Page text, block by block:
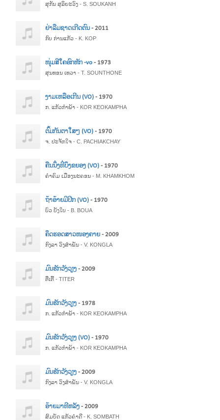
ສຸກັນ ສຸລິຍະວົງ - S. SOUKANH
ຢ່າລືມຊາດເກີດຕົນ- 2011
ກົບ ກ່ານແກ້ວ - K. KOP
ໜຸ່ມສີໃຄອົກຫັກ -vo- 1973
ສຸນທອນ ເທວາ - T. SOUNTHONE
ງາມເຫລືອເກີນ (VO)- 1970
ກ. ແກ້ວກໍາພ້າ - KOR KEOKAMPHA
ຕົ້ມກັນຕາໃສໆ (VO)- 1970
ຈ. ປະຈັກໃຈ - C. PACHIAKCHAY
ຄືນນຶ່ງທີ່ບຶງຂຍອງ (VO)- 1970
ຄຳຄົມ ເມືອງນະຄອນ - M. KHAMKHOM
ຖ້າອ້າຍມີປີກ (VO)- 1970
ບົວ ບັງໃບ - B. BOUA
ຄຶດຮອດສາວໜອງຄາຍ- 2009
ກົງລາ ວົງສຳພັນ - V. KONGLA
ມົນຮັກວັງວຽງ- 2009
ຕີ່ເຕີ້ - TITER
ມົນຮັກວັງວຽງ- 1978
ກ. ແກ້ວກໍາພ້າ - KOR KEOKAMPHA
ມົນຮັກວັງວຽງ (VO)- 1970
ກ. ແກ້ວກໍາພ້າ - KOR KEOKAMPHA
ມົນຮັກວັງວຽງ- 2009
ກົງລາ ວົງສຳພັນ - V. KONGLA
ອ້າຍມາທີຫລັງ- 2009
ສົມບັດ ແກ້ວຄຳດີ - K. SOMBATH